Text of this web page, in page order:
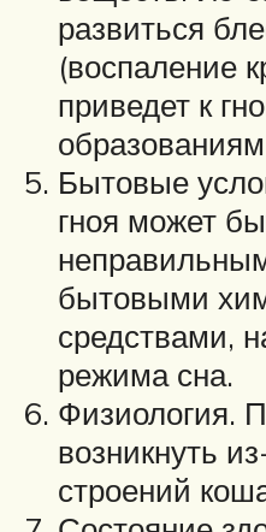
развиться
(воспаление
приведет к
Бытовые
гноя может
бытовыми
средствами,
режима сна.
Физиология.
возникнуть
строений